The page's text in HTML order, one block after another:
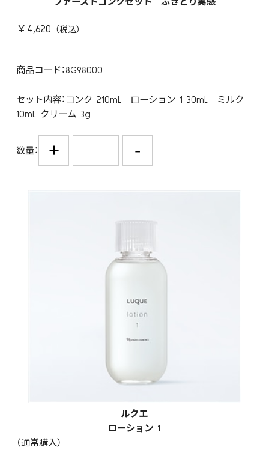
ファーストコンクセット ふきとり実感
￥4,620
商品コード：8G98000
セット内容：コンク 210mL ローション 1 30mL ミルク
10mL クリーム 3g
数量： + -
ルクエ
ローション 1
（通常購入）